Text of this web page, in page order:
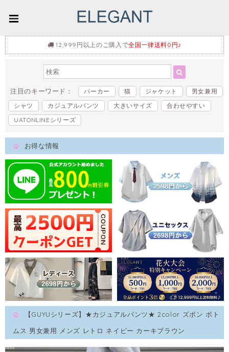
12,999円以上のご購入で全国一律送料0円♪
注目のキーワード： パーカー 猫 ジャケット
男女兼用
シャツ
カジュアルパンツ 大きいサイズ
合わせやすい
UATONLINEシリーズ
お得な情報
【GUYUシリーズ】★カジュアルパンツ★ 2color ズボン ボト
ムス 男女兼用 メンズ レトロ ネイビー カーキブラウン